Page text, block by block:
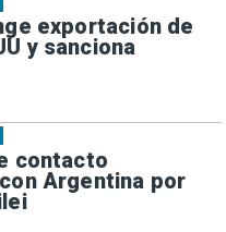
exportación de
y sanciona
contacto
Argentina por